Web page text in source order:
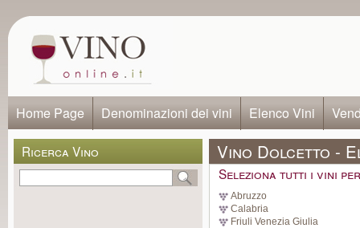
Home Page Denominazioni dei vini Elenco Vini
Ricerca Vino Vino Dolcetto -
Seleziona tutti i vini
Abruzzo
Calabria
Friuli Venezia Giulia